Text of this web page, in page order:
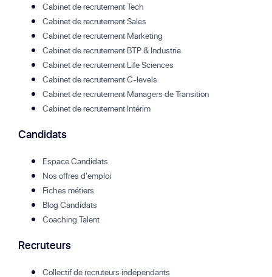
Cabinet de recrutement Tech
Cabinet de recrutement Sales
Cabinet de recrutement Marketing
Cabinet de recrutement BTP & Industrie
Cabinet de recrutement Life Sciences
Cabinet de recrutement C-levels
Cabinet de recrutement Managers de Transition
Cabinet de recrutement Intérim
Candidats
Espace Candidats
Nos offres d'emploi
Fiches métiers
Blog Candidats
Coaching Talent
Recruteurs
Collectif de recruteurs indépendants